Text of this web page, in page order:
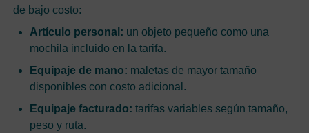
de bajo costo:
Artículo personal: un objeto pequeño como una
mochila incluido en la tarifa.
Equipaje de mano: maletas de mayor tamaño
disponibles con costo adicional.
Equipaje facturado: tarifas variables según tamaño,
peso y ruta.